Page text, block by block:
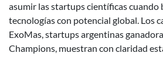
asumir las startups científicas cuando
tecnologías con potencial global. Los
ExoMas, startups argentinas
Champions, muestran con claridad